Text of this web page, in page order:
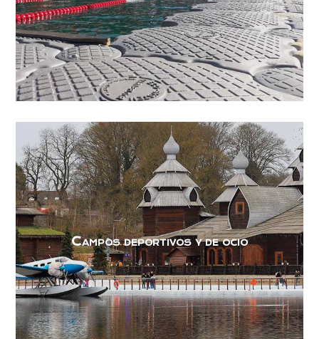
Campos deportivos y de ocio